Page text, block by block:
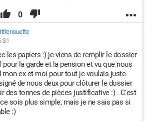
0
les papiers :) je viens de remplir le dossier
pour la garde et la pension et vu que nous
ex et moi pour tout je voulais juste
de nous deux pour clôturer le dossier
des tonnes de pièces justificative :) . C'est
sois plus simple, mais je ne sais pas si
:)